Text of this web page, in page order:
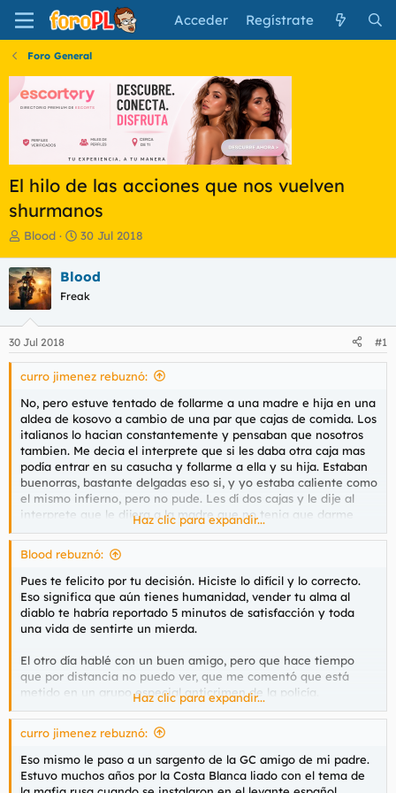
Acceder Regístrate
Foro General
El hilo de las acciones que nos vuelven
shurmanos
I
i
c
i
a
d
o
r
d
l
t
e
m
a
Blood
F
h
a
e
n
i
i
o
30 Jul 2018
Blood
Freak
30 Jul 2018 #1
curro jimenez rebuznó:
No, pero estuve tentado de follarme a una madre e hija en una
aldea de kosovo a cambio de una par que cajas de comida. Los
italianos lo hacian constantemente y pensaban que nosotros
tambien. Me decia el interprete que si les daba otra caja mas
podía entrar en su casucha y follarme a ella y su hija. Estaban
buenorras, bastante delgadas eso si, y yo estaba caliente como
el mismo infierno, pero no pude. Les dí dos cajas y le dije al
interprete que le dijera a la madre que no tenia que darme
nada a cambio, que los españoles no eramos como los
italianos. Se tiró a mis pies llorando y en que me vi para que
me los soltara
Luego en la base me tuve que hacer dos pajotes en las duchas
del corimec pensando en el trio que podía haber hecho
Haz clic para expandir...
Blood rebuznó:
Pues te felicito por tu decisión. Hiciste lo difícil y lo correcto.
Eso significa que aún tienes humanidad, vender tu alma al
diablo te habría reportado 5 minutos de satisfacción y toda
una vida de sentirte un mierda.
El otro día hablé con un buen amigo, pero que hace tiempo
que por distancia no puedo ver, que me comentó que está
metido en un grupo especial anticrimen de la policía.
Me mandó una foto posando con 2 maletas repletas de billetes
de 500 euros y otras 2 de cocaína que acababan de intervenir
en una operación. Me decía algo así como 1 maleta menos de
mierda en las calles y un emoji de alegría.
Haz clic para expandir...
curro jimenez rebuznó:
Eso mismo le paso a un sargento de la GC amigo de mi padre.
Estuvo muchos años por la Costa Blanca liado con el tema de